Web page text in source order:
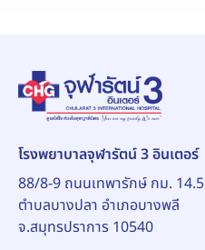
โรงพยาบาลจุฬารัตน์ 3 อินเตอร์
88/8-9 ถนนเทพารักษ์ กม. 14.5
ตำบลบางปลา อำเภอบางพลี
จ.สมุทรปราการ 10540